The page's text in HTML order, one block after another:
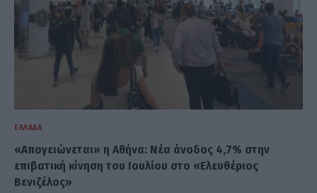
ΕΛΛΆΔΑ
«Απογειώνεται» η Αθήνα: Νέα άνοδος 4,7% στην
επιβατική κίνηση του Ιουλίου στο «Ελευθέριος
Βενιζέλος»